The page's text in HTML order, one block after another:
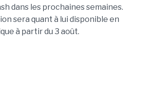
dans les prochaines semaines.
sera quant à lui disponible en
à partir du 3 août.